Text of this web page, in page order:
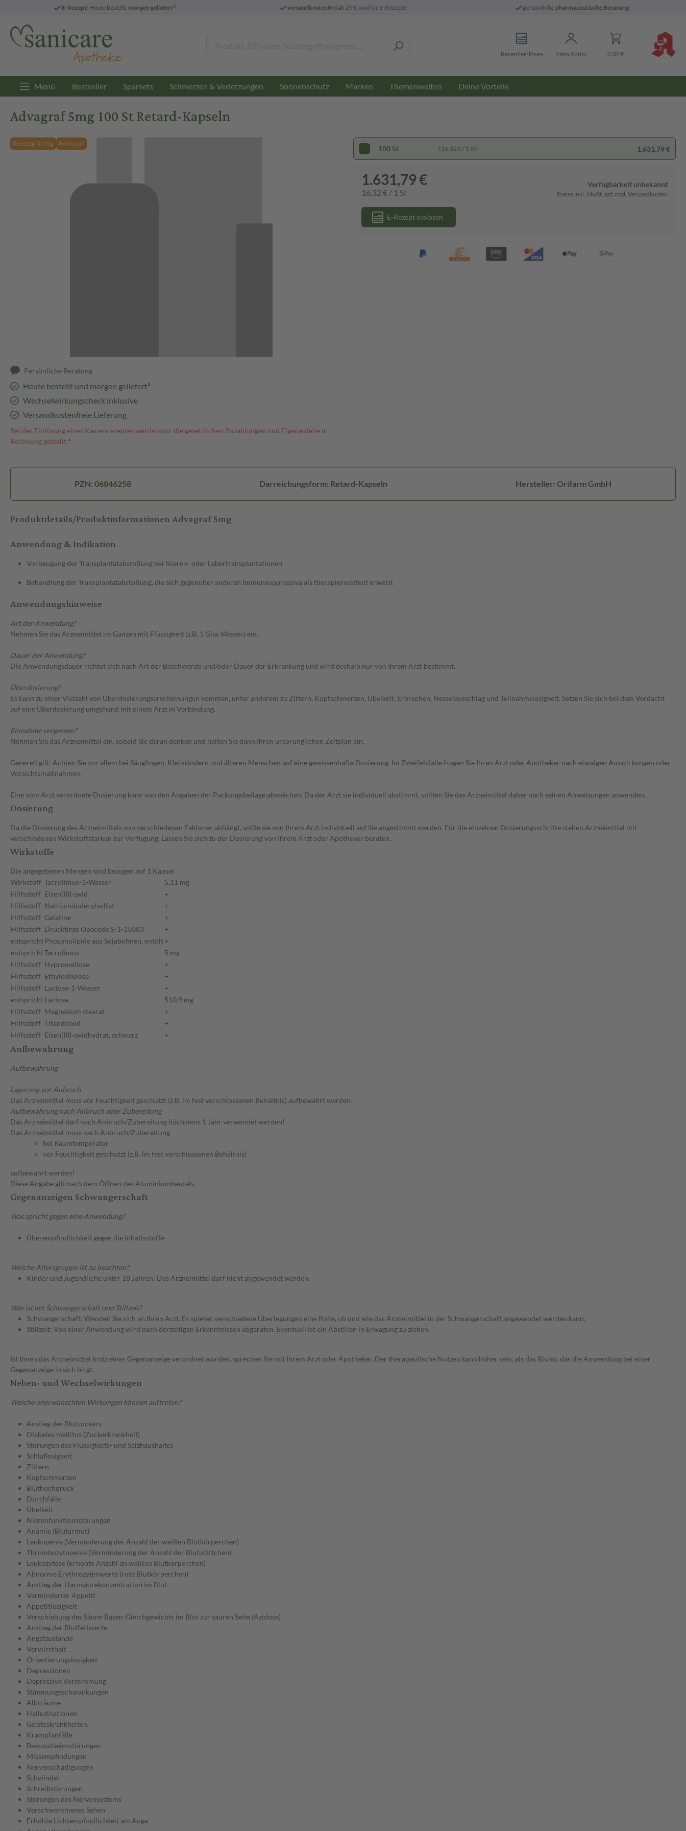
E-Rezept: Heute bestellt, morgen geliefert3 versandkostenfreiab 29 € und für E-Rezepte persönliche pharmazeutische Beratung
Rezept einlösen Mein Konto 0,00 €
Menü Bestseller Sparsets Schmerzen & Verletzungen Sonnenschutz Marken Themenwelten Deine Vorteile
Advagraf 5mg 100 St Retard-Kapseln
Rezeptpflichtig Reimport
Persönliche Beratung
Heute bestellt und morgen geliefert³
Wechselwirkungscheck inklusive
Versandkostenfreie Lieferung
Bei der Einlösung eines Kassenrezeptes werden nur die gesetzlichen Zuzahlungen und Eigenanteile in
Rechnung gestellt.⁴
100 St (16,32 € / 1 St) 1.631,79 €
1.631,79 €
16,32 € / 1 St
Verfügbarkeit unbekannt
Preise inkl. MwSt. ggf. zzgl. Versandkosten
E-Rezept einlösen
PZN: 06846258 Darreichungsform: Retard-Kapseln Hersteller: Orifarm GmbH
Produktdetails/Produktinformationen Advagraf 5mg
Anwendung & Indikation
Vorbeugung der Transplantatabstoßung bei Nieren- oder Lebertransplantationen
Behandlung der Transplantatabstoßung, die sich gegenüber anderen Immunsuppressiva als therapieresistent erweist
Anwendungshinweise
Art der Anwendung?
Nehmen Sie das Arzneimittel im Ganzen mit Flüssigkeit (z.B. 1 Glas Wasser) ein.
Dauer der Anwendung?
Die Anwendungsdauer richtet sich nach Art der Beschwerde und/oder Dauer der Erkrankung und wird deshalb nur von Ihrem Arzt bestimmt.
Überdosierung?
Es kann zu einer Vielzahl von Überdosierungserscheinungen kommen, unter anderem zu Zittern, Kopfschmerzen, Übelkeit, Erbrechen, Nesselausschlag und Teilnahmslosigkeit. Setzen Sie sich bei dem Verdacht
auf eine Überdosierung umgehend mit einem Arzt in Verbindung.
Einnahme vergessen?
Nehmen Sie das Arzneimittel ein, sobald Sie daran denken und halten Sie dann Ihren ursprünglichen Zeitplan ein.
Generell gilt: Achten Sie vor allem bei Säuglingen, Kleinkindern und älteren Menschen auf eine gewissenhafte Dosierung. Im Zweifelsfalle fragen Sie Ihren Arzt oder Apotheker nach etwaigen Auswirkungen oder
Vorsichtsmaßnahmen.
Eine vom Arzt verordnete Dosierung kann von den Angaben der Packungsbeilage abweichen. Da der Arzt sie individuell abstimmt, sollten Sie das Arzneimittel daher nach seinen Anweisungen anwenden.
Dosierung
Da die Dosierung des Arzneimittels von verschiedenen Faktoren abhängt, sollte sie von Ihrem Arzt individuell auf Sie abgestimmt werden. Für die einzelnen Dosierungsschritte stehen Arzneimittel mit
verschiedenen Wirkstoffstärken zur Verfügung. Lassen Sie sich zu der Dosierung von Ihrem Arzt oder Apotheker beraten.
Wirkstoffe
Die angegebenen Mengen sind bezogen auf 1 Kapsel
Wirkstoff Tacrolimus-1-Wasser
5,11 mg
Hilfsstoff Eisen(III)-oxid
+
Hilfsstoff Natriumdodecylsulfat
+
Hilfsstoff Gelatine
+
Hilfsstoff Drucktinte Opacode S-1-15083
+
entsprichtPhospholipide aus Sojabohnen, entölt+
entsprichtTacrolimus
5 mg
Hilfsstoff Hypromellose
+
Hilfsstoff Ethylcellulose
+
Hilfsstoff Lactose-1-Wasser
+
entsprichtLactose
510,9 mg
Hilfsstoff Magnesium stearat
+
Hilfsstoff Titandioxid
+
Hilfsstoff Eisen(III)-oxidhydrat, schwarz +
Aufbewahrung
Aufbewahrung
Lagerung vor Anbruch
Das Arzneimittel muss vor Feuchtigkeit geschützt (z.B. im fest verschlossenen Behältnis) aufbewahrt werden.
Aufbewahrung nach Anbruch oder Zubereitung
Das Arzneimittel darf nach Anbruch/Zubereitung höchstens 1 Jahr verwendet werden!
Das Arzneimittel muss nach Anbruch/Zubereitung
bei Raumtemperatur
vor Feuchtigkeit geschützt (z.B. im fest verschlossenen Behältnis)
aufbewahrt werden!
Diese Angabe gilt nach dem Öffnen des Aluminiumbeutels.
Gegenanzeigen Schwangerschaft
Was spricht gegen eine Anwendung?
Überempfindlichkeit gegen die Inhaltsstoffe
Welche Altersgruppe ist zu beachten?
Kinder und Jugendliche unter 18 Jahren: Das Arzneimittel darf nicht angewendet werden.
Was ist mit Schwangerschaft und Stillzeit?
Schwangerschaft: Wenden Sie sich an Ihren Arzt. Es spielen verschiedene Überlegungen eine Rolle, ob und wie das Arzneimittel in der Schwangerschaft angewendet werden kann.
Stillzeit: Von einer Anwendung wird nach derzeitigen Erkenntnissen abgeraten. Eventuell ist ein Abstillen in Erwägung zu ziehen.
Ist Ihnen das Arzneimittel trotz einer Gegenanzeige verordnet worden, sprechen Sie mit Ihrem Arzt oder Apotheker. Der therapeutische Nutzen kann höher sein, als das Risiko, das die Anwendung bei einer
Gegenanzeige in sich birgt.
Neben- und Wechselwirkungen
Welche unerwünschten Wirkungen können auftreten?
Anstieg des Blutzuckers
Diabetes mellitus (Zuckerkrankheit)
Störungen des Flüssigkeits- und Salzhaushaltes
Schlaflosigkeit
Zittern
Kopfschmerzen
Bluthochdruck
Durchfälle
Übelkeit
Nierenfunktionsstörungen
Anämie (Blutarmut)
Leukopenie (Verminderung der Anzahl der weißen Blutkörperchen)
Thrombozytopenie (Verminderung der Anzahl der Blutplättchen)
Leukozytose (Erhöhte Anzahl an weißen Blutkörperchen)
Abnorme Erythrozytenwerte (rote Blutkörperchen)
Anstieg der Harnsäurekonzentration im Blut
Verminderter Appetit
Appetitlosigkeit
Verschiebung des Säure-Basen-Gleichgewichts im Blut zur sauren Seite (Azidose)
Anstieg der Blutfettwerte
Angstzustände
Verwirrtheit
Orientierungslosigkeit
Depressionen
Depressive Verstimmung
Stimmungsschwankungen
Albträume
Halluzinationen
Geisteskrankheiten
Krampfanfälle
Bewusstseinsstörungen
Missempfindungen
Nervenschädigungen
Schwindel
Schreibstörungen
Störungen des Nervensystems
Verschwommenes Sehen
Erhöhte Lichtempfindlichkeit am Auge